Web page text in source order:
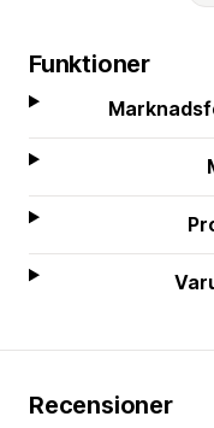
Funktioner
Recensioner